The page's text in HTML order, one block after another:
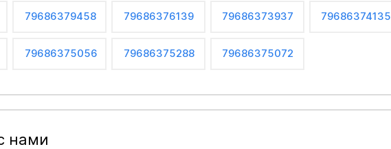
79686379458 79686376139 79686373937 79686374135
79686375056 79686375288 79686375072
нами